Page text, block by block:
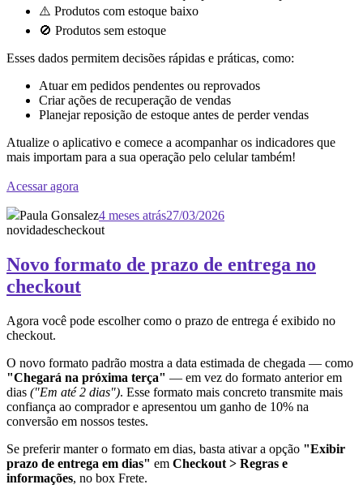
⚠️ Produtos com estoque baixo
🚫 Produtos sem estoque
Esses dados permitem decisões rápidas e práticas, como:
Atuar em pedidos pendentes ou reprovados
Criar ações de recuperação de vendas
Planejar reposição de estoque antes de perder vendas
Atualize o aplicativo e comece a acompanhar os indicadores que
mais importam para a sua operação pelo celular também!
Acessar agora
Paula Gonsalez4 meses atrás27/03/2026
novidadescheckout
Novo formato de prazo de entrega no
checkout
Agora você pode escolher como o prazo de entrega é exibido no
checkout.
O novo formato padrão mostra a data estimada de chegada — como
"Chegará na próxima terça" — em vez do formato anterior em
dias ("Em até 2 dias"). Esse formato mais concreto transmite mais
confiança ao comprador e apresentou um ganho de 10% na
conversão em nossos testes.
Se preferir manter o formato em dias, basta ativar a opção "Exibir
prazo de entrega em dias" em Checkout > Regras e
informações, no box Frete.